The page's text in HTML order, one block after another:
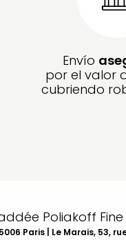
Envío
por el valor
cubriendo
Poliakoff
Paris | Le Marais, 53,